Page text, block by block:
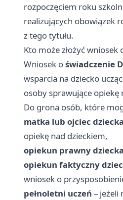
rozpoczęciem roku
realizujących obowiązek
z tego tytułu.
Kto może złożyć
Wniosek oświadczenie
wsparcia na dziecko
osoby sprawujące
Do grona osób, które
matka lub ojciec dziecka
opiekę nad dzieckiem,
opiekun prawny dziecka
opiekun faktyczny
wniosek o
pełnoletni uczeń – jeżeli